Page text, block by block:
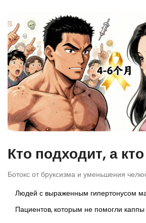
Кто подходит, а
Ботокс от бруксизма и уменьшения
Людей с выраженным гипертонусом
Пациентов, которым не помогли